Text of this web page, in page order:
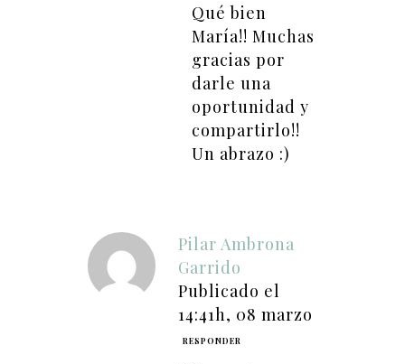
Qué bien
María!! Muchas
gracias por
darle una
oportunidad y
compartirlo!!
Un abrazo :)
Pilar Ambrona
Garrido
Publicado el
14:41h, 08 marzo
RESPONDER